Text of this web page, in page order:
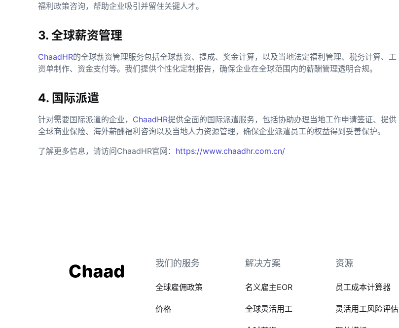
福利政策咨询，帮助企业吸引并留住关键人才。
3. 全球薪资管理
ChaadHR的全球薪资管理服务包括全球薪资、提成、奖金计算，以及当地法定福利管理、税务计算、工
资单制作、资金支付等。我们提供个性化定制报告，确保企业在全球范围内的薪酬管理透明合规。
4. 国际派遣
针对需要国际派遣的企业， ChaadHR提供全面的国际派遣服务，包括协助办理当地工作申请签证、提供
全球商业保险、海外薪酬福利咨询以及当地人力资源管理，确保企业派遣员工的权益得到妥善保护。
了解更多信息，请访问ChaadHR官网： https://www.chaadhr.com.cn/
我们的服务
全球雇佣政策
价格
解决方案
名义雇主EOR
全球灵活用工
资源
员工成本计算器
灵活用工风险评估